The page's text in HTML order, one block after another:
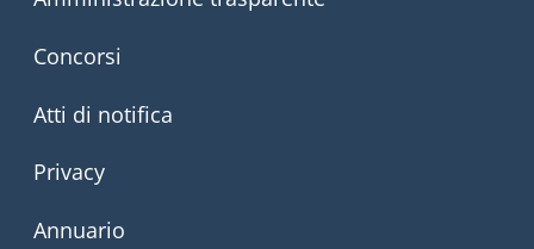
Concorsi
Atti di notifica
Privacy
Annuario